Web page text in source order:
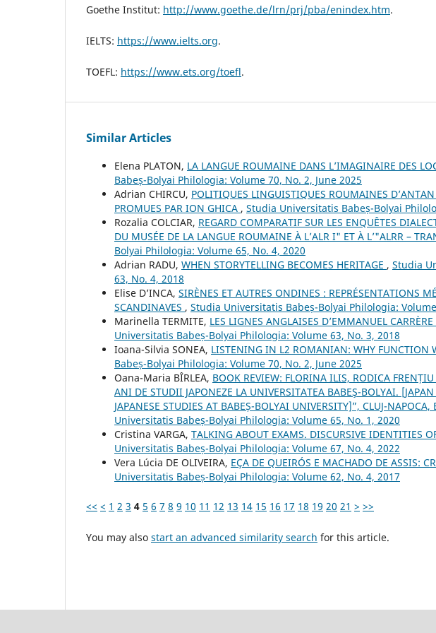
Goethe Institut: http://www.goethe.de/lrn/prj/pba/enindex.htm.
IELTS: https://www.ielts.org.
TOEFL: https://www.ets.org/toefl.
Similar Articles
Elena PLATON, LA LANGUE ROUMAINE DANS L’IMAGINAIRE DES
Babeș-Bolyai Philologia: Volume 70, No. 2, June 2025
Adrian CHIRCU, POLITIQUES LINGUISTIQUES ROUMAINES
PROMUES PAR ION GHICA , Studia Universitatis Babeș-Bolyai
Rozalia COLCIAR, REGARD COMPARATIF SUR LES ENQUÊTES
DU MUSÉE DE LA LANGUE ROUMAINE À L’ALR I" ET À L’"ALRR –
Bolyai Philologia: Volume 65, No. 4, 2020
Adrian RADU, WHEN STORYTELLING BECOMES HERITAGE , Studia
63, No. 4, 2018
Elise D’INCA, SIRÈNES ET AUTRES ONDINES : REPRÉSENTATIONS
SCANDINAVES , Studia Universitatis Babeș-Bolyai Philologia:
Marinella TERMITE, LES LIGNES ANGLAISES D’EMMANUEL
Universitatis Babeș-Bolyai Philologia: Volume 63, No. 3, 2018
Ioana-Silvia SONEA, LISTENING IN L2 ROMANIAN: WHY FUNCTION
Babeș-Bolyai Philologia: Volume 70, No. 2, June 2025
Oana-Maria BÎRLEA, BOOK REVIEW: FLORINA ILIS, RODICA
ANI DE STUDII JAPONEZE LA UNIVERSITATEA BABEŞ-BOLYAI.
JAPANESE STUDIES AT BABEȘ-BOLYAI UNIVERSITY]”, CLUJ-
Universitatis Babeș-Bolyai Philologia: Volume 65, No. 1, 2020
Cristina VARGA, TALKING ABOUT EXAMS. DISCURSIVE IDENTITIES
Universitatis Babeș-Bolyai Philologia: Volume 67, No. 4, 2022
Vera Lúcia DE OLIVEIRA, EÇA DE QUEIRÓS E MACHADO DE ASSIS:
Universitatis Babeș-Bolyai Philologia: Volume 62, No. 4, 2017
<< < 1 2 3 4 5 6 7 8 9 10 11 12 13 14 15 16 17 18 19 20 21 > >>
You may also start an advanced similarity search for this article.